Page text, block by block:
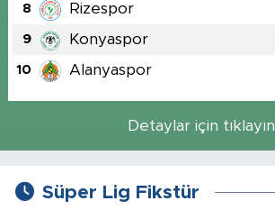
8 Rizespor
9 Konyaspor
10 Alanyaspor
Detaylar için tıklayın
Süper Lig Fikstür